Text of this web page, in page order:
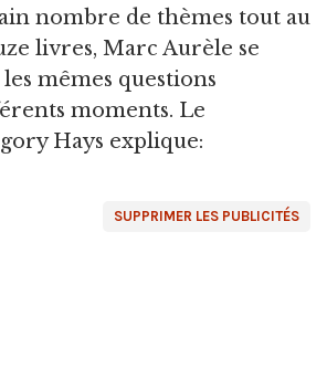
nombre de thèmes tout au
livres, Marc Aurèle se
mêmes questions
moments. Le
Hays explique:
SUPPRIMER LES PUBLICITÉS